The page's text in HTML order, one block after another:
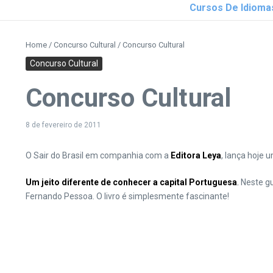
Cursos De
Home / Concurso Cultural / Concurso Cultural
Concurso Cultural
Concurso Cultural
8 de fevereiro de 2011
O Sair do Brasil em companhia com a Editora Leya, lança hoje
Um jeito diferente de conhecer a capital Portuguesa Neste
Fernando Pessoa. O livro é simplesmente fascinante!